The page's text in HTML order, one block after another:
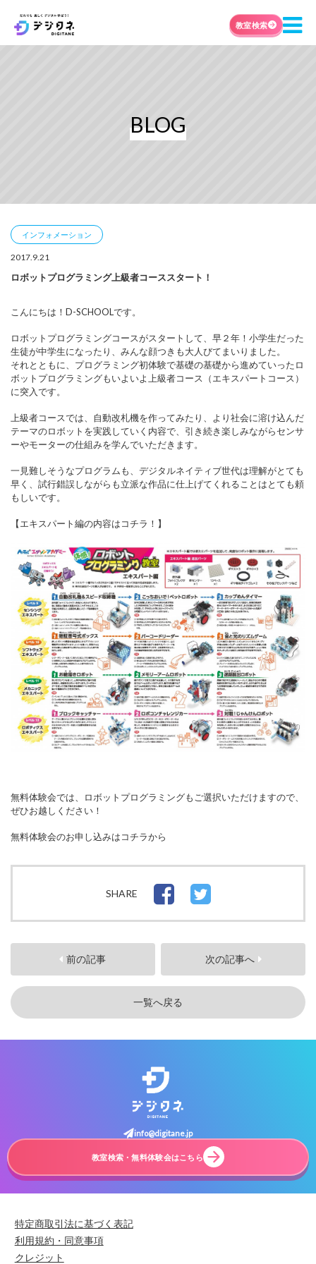
教室検索
BLOG
インフォメーション
2017.9.21
ロボットプログラミング上級者コーススタート！
こんにちは！D-SCHOOLです。
ロボットプログラミングコースがスタートして、早２年！小学生だった
生徒が中学生になったり、みんな顔つきも大人びてまいりました。
それとともに、プログラミング初体験で基礎の基礎から進めていったロ
ボットプログラミングもいよいよ上級者コース（エキスパートコース）
に突入です。
上級者コースでは、自動改札機を作ってみたり、より社会に溶け込んだ
テーマのロボットを実践していく内容で、引き続き楽しみながらセンサ
ーやモーターの仕組みを学んでいただきます。
一見難しそうなプログラムも、デジタルネイティブ世代は理解がとても
早く、試行錯誤しながらも立派な作品に仕上げてくれることはとても頼
もしいです。
【エキスパート編の内容はコチラ！】
無料体験会では、ロボットプログラミングもご選択いただけますので、
ぜひお越しください！
無料体験会のお申し込みはコチラから
SHARE
前の記事 次の記事へ
一覧へ戻る
info@digitane.jp
教室検索・無料体験会はこちら
特定商取引法に基づく表記
利用規約・同意事項
クレジット